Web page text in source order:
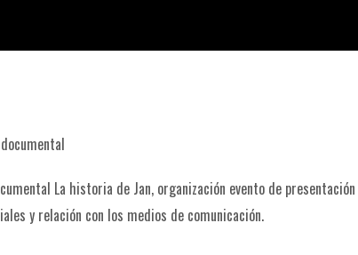
La historia de Jan, organización evento de
y relación con los medios de comunicación.